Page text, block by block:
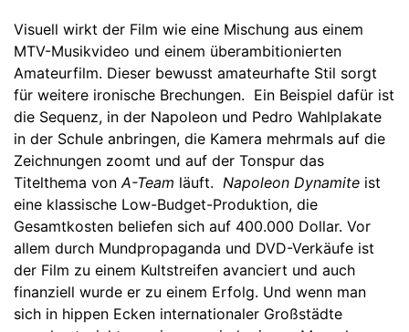
Visuell wirkt der Film wie eine Mischung aus einem
MTV-Musikvideo und einem überambitionierten
Amateurfilm. Dieser bewusst amateurhafte Stil sorgt
für weitere ironische Brechungen. Ein Beispiel dafür ist
die Sequenz, in der Napoleon und Pedro Wahlplakate
in der Schule anbringen, die Kamera mehrmals auf die
Zeichnungen zoomt und auf der Tonspur das
Titelthema von A-Team läuft. Napoleon Dynamite ist
eine klassische Low-Budget-Produktion, die
Gesamtkosten beliefen sich auf 400.000 Dollar. Vor
allem durch Mundpropaganda und DVD-Verkäufe ist
der Film zu einem Kultstreifen avanciert und auch
finanziell wurde er zu einem Erfolg. Und wenn man
sich in hippen Ecken internationaler Großstädte